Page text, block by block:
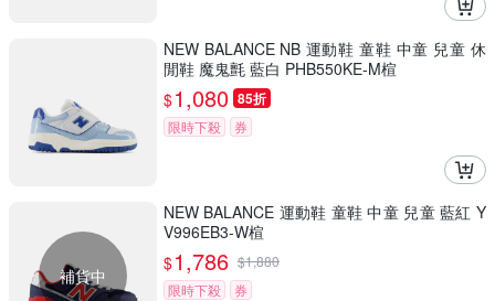
NEW BALANCE NB 運動鞋 童鞋 中童 兒童 休
閒鞋 魔鬼氈 藍白 PHB550KE-M楦
$1,080 85折
限時下殺 券
補貨中
NEW BALANCE 運動鞋 童鞋 中童 兒童 藍紅 Y
V996EB3-W楦
$1,786 $1,880
限時下殺
券